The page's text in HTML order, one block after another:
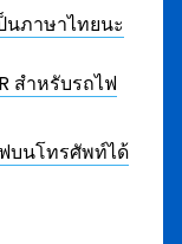
นภาษาไทยนะ
สำหรับรถไฟ
บนโทรศัพท์ได้